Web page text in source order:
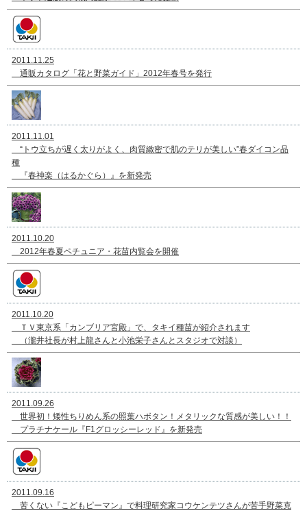
2011.11.25
通販カタログ「花と野菜ガイド」2012年春号を発行
2011.11.01
“トウ立ちが遅く太りがよく、肉質緻密で肌のテリが美しい”春ダイコン品
種
『春神楽（はるかぐら）』を新発売
2011.10.20
2012年春夏ペチュニア・花苗内覧会を開催
2011.10.20
ＴＶ東京系「カンブリア宮殿」で、タキイ種苗が紹介されます
（瀧井社長が村上龍さんと小池栄子さんとスタジオで対談）
2011.09.26
世界初！矮性ちりめん系の照葉ハボタン！メタリックな質感が美しい！！
プラチナケール『F1グロッシーレッド』を新発売
2011.09.16
苦くない『こどもピーマン』で料理研究家コウケンテツさんが苦手野菜克